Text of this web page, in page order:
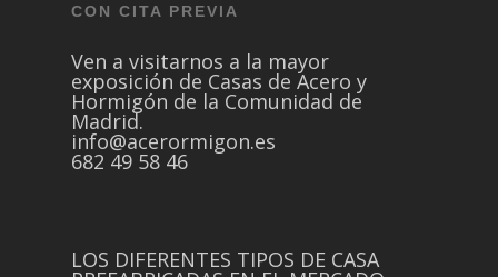
CON CITA PREVIA
Ven a visitarnos a la mayor
exposición de Casas de Acero y
Hormigón de la Comunidad de
Madrid.
info@acerormigon.es
682 49 58 46
LOS DIFERENTES TIPOS DE CASA